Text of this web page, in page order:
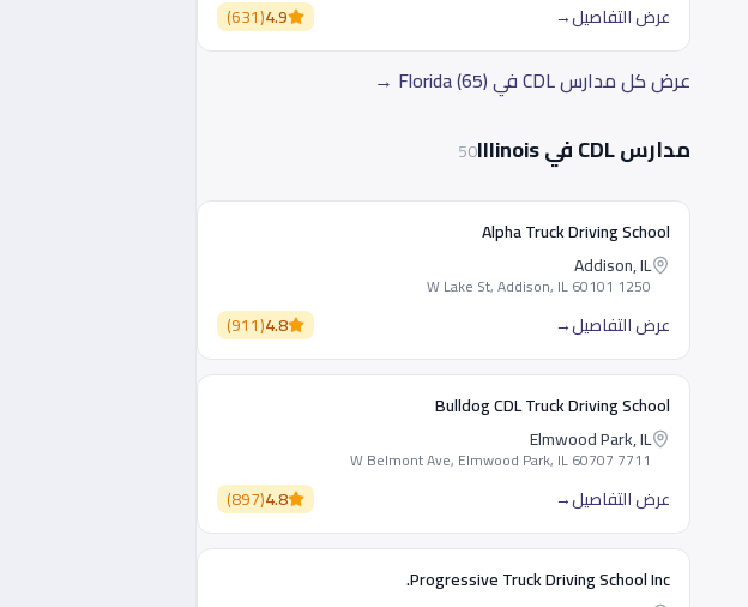
عرض التفاصيل→
4.9
(
631
)
عرض كل مدارس CDL في Florida (65) →
مدارس CDL في Illinois 50
Alpha Truck Driving School
Addison, IL
1250 W Lake St, Addison, IL 60101
عرض التفاصيل→
4.8
(
911
)
Bulldog CDL Truck Driving School
Elmwood Park, IL
7711 W Belmont Ave, Elmwood Park, IL 60707
عرض التفاصيل→
4.8
(
897
)
Progressive Truck Driving School Inc.